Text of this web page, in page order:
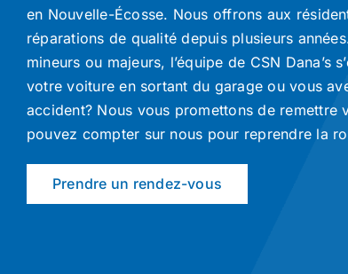
en Nouvelle-Écosse. Nous offrons aux
réparations de qualité depuis plusieurs
mineurs ou majeurs, l’équipe de CSN Dana’s
votre voiture en sortant du garage ou vous
accident? Nous vous promettons de remettre
pouvez compter sur nous pour reprendre la
Prendre un rendez-vous